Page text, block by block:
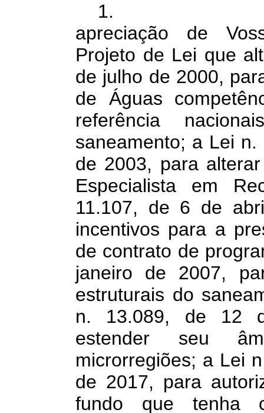
1.
apreciação de
Projeto de Lei que
de julho de 2000,
de Águas
referência
saneamento; a Lei
de 2003, para
Especialista em
11.107, de 6 de
incentivos para a
de contrato de
janeiro de 2007,
estruturais do
n. 13.089, de 12
estender seu
microrregiões; a Lei
de 2017, para
fundo que tenha